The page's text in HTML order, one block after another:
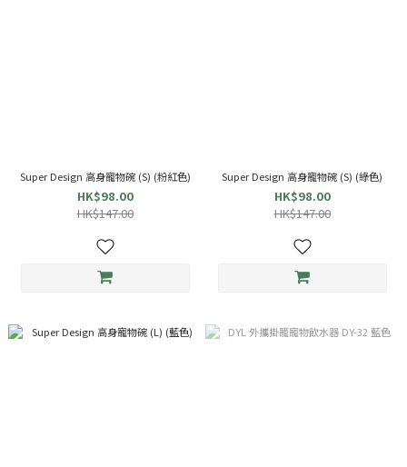
Super Design 高身寵物碗 (S) (粉紅色)
HK$98.00
HK$147.00
Super Design 高身寵物碗 (S) (綠色)
HK$98.00
HK$147.00